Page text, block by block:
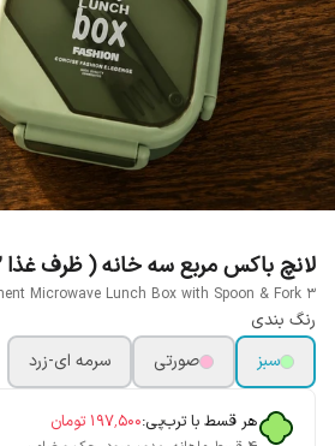
لانچ باکس مربع سه خانه ( ظرف غذا 2 طبقه )
3 Compartment Microwave Lunch Box with Spoon & Fork
رنگ بندی
سبز
صورتی سرمه ای-زرد
هر قسط با ترب‌پی:۱۹۷٬۵۰۰ تومان